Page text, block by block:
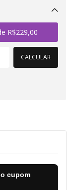
R$229,00
CALCULAR
cupom